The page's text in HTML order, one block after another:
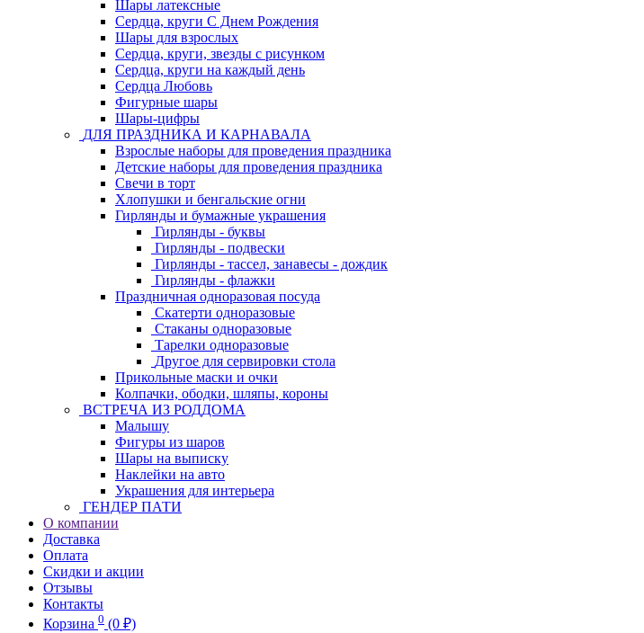
Шары латексные
Сердца, круги С Днем Рождения
Шары для взрослых
Сердца, круги, звезды с рисунком
Сердца, круги на каждый день
Сердца Любовь
Фигурные шары
Шары-цифры
ДЛЯ ПРАЗДНИКА И КАРНАВАЛА
Взрослые наборы для проведения праздника
Детские наборы для проведения праздника
Свечи в торт
Хлопушки и бенгальские огни
Гирлянды и бумажные украшения
Гирлянды - буквы
Гирлянды - подвески
Гирлянды - тассел, занавесы - дождик
Гирлянды - флажки
Праздничная одноразовая посуда
Скатерти одноразовые
Стаканы одноразовые
Тарелки одноразовые
Другое для сервировки стола
Прикольные маски и очки
Колпачки, ободки, шляпы, короны
ВСТРЕЧА ИЗ РОДДОМА
Малышу
Фигуры из шаров
Шары на выписку
Наклейки на авто
Украшения для интерьера
ГЕНДЕР ПАТИ
О компании
Доставка
Оплата
Скидки и акции
Отзывы
Контакты
Корзина 0 (0 ₽)